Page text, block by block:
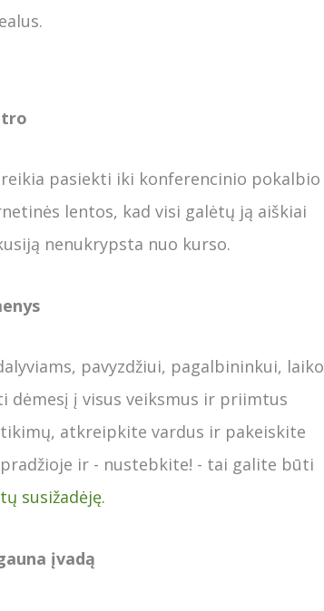
pasiekti iki konferencinio pokalbio
lentos, kad visi galėtų ją aiškiai
nenukrypsta nuo kurso.
pavyzdžiui, pagalbininkui, laiko
į visus veiksmus ir priimtus
atkreipkite vardus ir pakeiskite
ir - nustebkite! - tai galite būti
susižadėję.
įvadą